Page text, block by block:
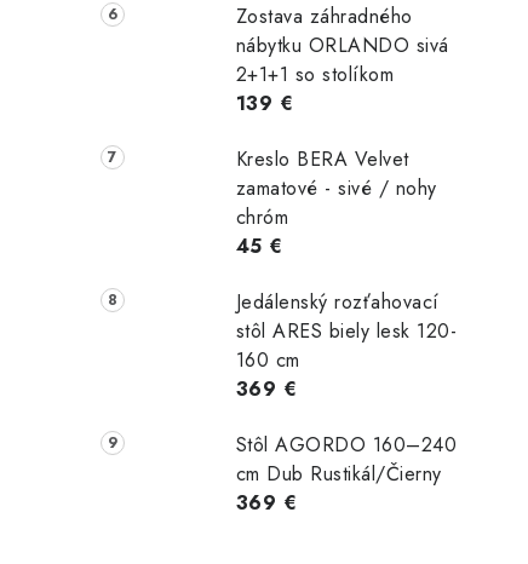
Zostava záhradného
nábytku ORLANDO sivá
2+1+1 so stolíkom
139 €
Kreslo BERA Velvet
zamatové - sivé / nohy
chróm
45 €
Jedálenský rozťahovací
stôl ARES biely lesk 120-
160 cm
369 €
Stôl AGORDO 160–240
cm Dub Rustikál/Čierny
369 €